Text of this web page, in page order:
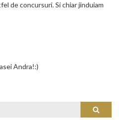
de concursuri. Si chiar jinduiam
Andra!:)
Search